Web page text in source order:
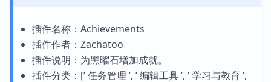
插件名称：Achievements
插件作者：Zachatoo
插件说明：为黑曜石增加成就。
插件分类：[’ 任务管理 ’, ’ 编辑工具 ’, ’ 学习与教育 ’,